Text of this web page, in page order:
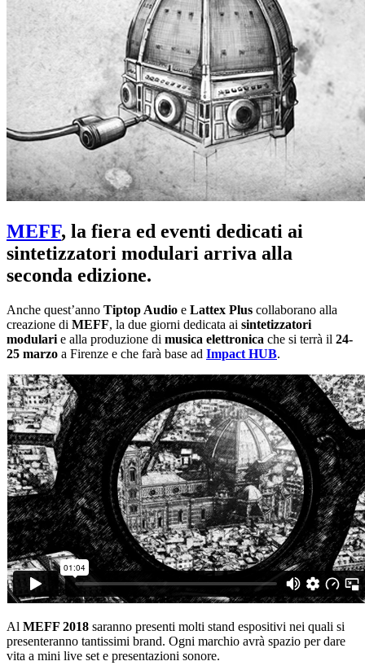
MEFF, la fiera ed eventi dedicati ai
sintetizzatori modulari arriva alla
seconda edizione.
Anche quest’anno Tiptop Audio e Lattex Plus collaborano alla
creazione di MEFF, la due giorni dedicata ai sintetizzatori
modulari e alla produzione di musica elettronica che si terrà il 24-
25 marzo a Firenze e che farà base ad Impact HUB.
Al MEFF 2018 saranno presenti molti stand espositivi nei quali si
presenteranno tantissimi brand. Ogni marchio avrà spazio per dare
vita a mini live set e presentazioni sonore.